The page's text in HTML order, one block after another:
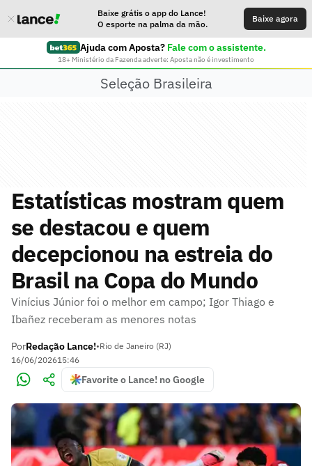
Baixe grátis o app do Lance!
O esporte na palma da mão.
Baixe agora
Ajuda com Aposta? Fale com o assistente.
18+ Ministério da Fazenda adverte: Aposta não é investimento
Seleção Brasileira
Estatísticas mostram quem
se destacou e quem
decepcionou na estreia do
Brasil na Copa do Mundo
Vinícius Júnior foi o melhor em campo; Igor Thiago e
Ibañez receberam as menores notas
PorRedação Lance!•Rio de Janeiro (RJ)
16/06/202615:46
Favorite o Lance! no Google